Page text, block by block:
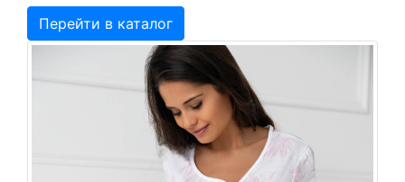
Перейти в каталог